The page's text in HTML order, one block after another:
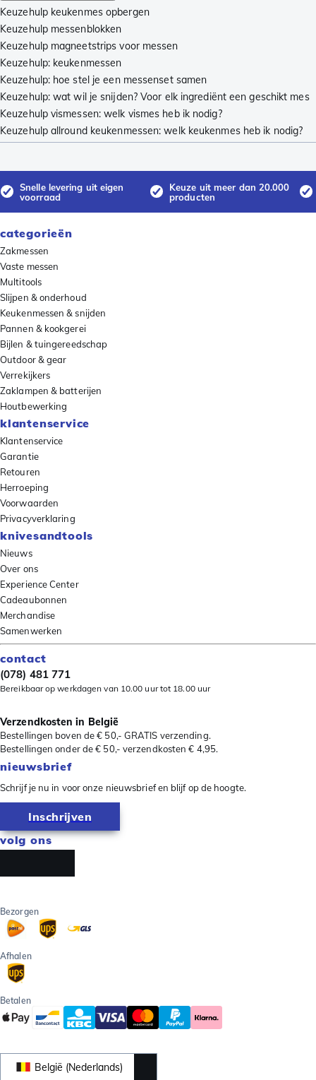
Keuzehulp keukenmes opbergen
Keuzehulp messenblokken
Keuzehulp magneetstrips voor messen
Keuzehulp: keukenmessen
Keuzehulp: hoe stel je een messenset samen
Keuzehulp: wat wil je snijden? Voor elk ingrediënt een geschikt mes
Keuzehulp vismessen: welk vismes heb ik nodig?
Keuzehulp allround keukenmessen: welk keukenmes heb ik nodig?
Snelle levering uit eigen
voorraad
Keuze uit meer dan 20.000
producten
categorieën
Zakmessen
Vaste messen
Multitools
Slijpen & onderhoud
Keukenmessen & snijden
Pannen & kookgerei
Bijlen & tuingereedschap
Outdoor & gear
Verrekijkers
Zaklampen & batterijen
Houtbewerking
klantenservice
Klantenservice
Garantie
Retouren
Herroeping
Voorwaarden
Privacyverklaring
knivesandtools
Nieuws
Over ons
Experience Center
Cadeaubonnen
Merchandise
Samenwerken
contact
(078) 481 771
Bereikbaar op werkdagen van 10.00 uur tot 18.00 uur
Verzendkosten in België
Bestellingen boven de € 50,- GRATIS verzending.
Bestellingen onder de € 50,- verzendkosten € 4,95.
nieuwsbrief
Schrijf je nu in voor onze nieuwsbrief en blijf op de hoogte.
Inschrijven
volg ons
Bezorgen
Afhalen
Betalen
België (Nederlands)